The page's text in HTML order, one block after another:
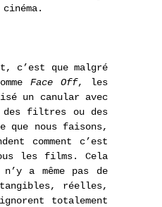
c’est que malgré
Face Off, les
un canular avec
des filtres ou des
que nous faisons,
comment c’est
les films. Cela
a même pas de
réelles,
totalement